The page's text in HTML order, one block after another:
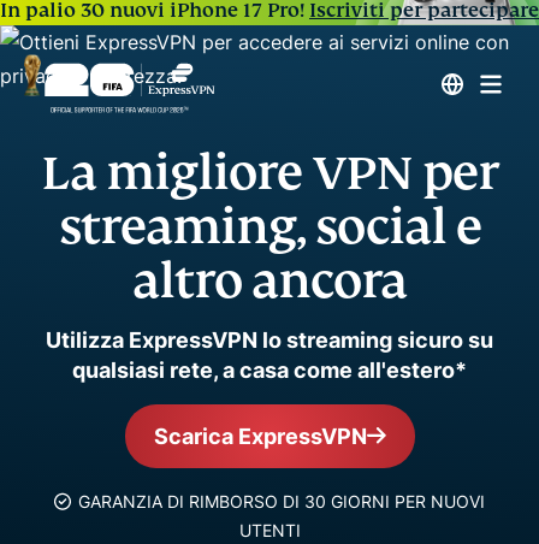
In palio 30 nuovi iPhone 17 Pro! Iscriviti per partecipare
La migliore VPN per
streaming, social e
altro ancora
Utilizza ExpressVPN lo streaming sicuro su
qualsiasi rete, a casa come all'estero*
Scarica ExpressVPN
GARANZIA DI RIMBORSO DI 30 GIORNI PER NUOVI
UTENTI